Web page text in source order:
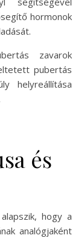
hormonok
zavarok
pubertás
helyreállítása
és
hogy a
analógjaként